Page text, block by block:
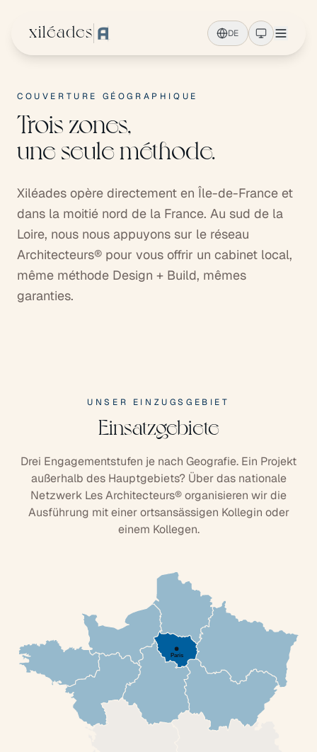
xiléades
DE
COUVERTURE GÉOGRAPHIQUE
Trois zones,
une seule méthode.
Xiléades opère directement en Île-de-France et
dans la moitié nord de la France. Au sud de la
Loire, nous nous appuyons sur le réseau
Architecteurs® pour vous offrir un cabinet local,
même méthode Design + Build, mêmes
garanties.
UNSER EINZUGSGEBIET
Einsatzgebiete
Drei Engagementstufen je nach Geografie. Ein Projekt
außerhalb des Hauptgebiets? Über das nationale
Netzwerk Les Architecteurs® organisieren wir die
Ausführung mit einer ortsansässigen Kollegin oder
einem Kollegen.
Paris